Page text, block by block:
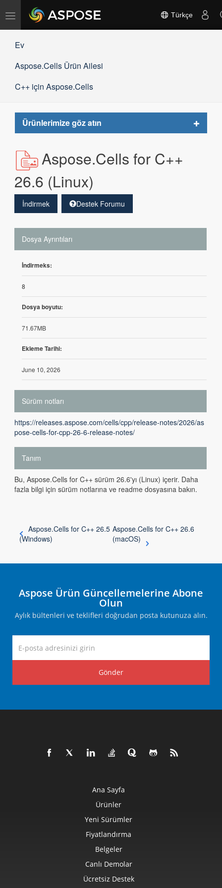
Gezinmeyi
Türkçe
Ev
Aspose.Cells Ürün Ailesi
C++ için Aspose.Cells
Ürünlerimize göz atın
Toggle
Aspose.Cells for C++
26.6 (Linux)
İndirmek Destek Forumu
Dosya Ayrıntıları
İndirmeks:
8
Dosya boyutu:
71.67MB
Ekleme Tarihi:
June 10, 2026
Sürüm notları
https://releases.aspose.com/cells/cpp/release-notes/2026/as
pose-cells-for-cpp-26-6-release-notes/
Tanım
Bu, Aspose.Cells for C++ sürüm 26.6'yı (Linux) içerir. Daha
fazla bilgi için sürüm notlarına ve readme dosyasına bakın.
Aspose.Cells for C++ 26.5
(Windows)
Aspose.Cells for C++ 26.6
(macOS)
Aspose Ürün Güncellemelerine Abone
Olun
Aylık bültenleri ve teklifleri doğrudan posta kutunuza alın.
Gönder
Ana Sayfa
Ürünler
Yeni Sürümler
Fiyatlandırma
Belgeler
Canlı Demolar
Ücretsiz Destek